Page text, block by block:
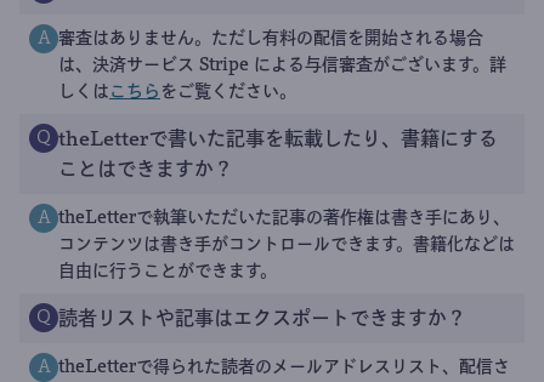
A 審査はありません。ただし有料の配信を開始される場合
は、決済サービス Stripe による与信審査がございます。詳
しくは こちら をご覧ください。
Q theLetterで書いた記事を転載したり、書籍にする
ことはできますか？
A theLetterで執筆いただいた記事の著作権は書き手にあり、
コンテンツは書き手がコントロールできます。書籍化などは
自由に行うことができます。
Q 読者リストや記事はエクスポートできますか？
A theLetterで得られた読者のメールアドレスリスト、配信さ